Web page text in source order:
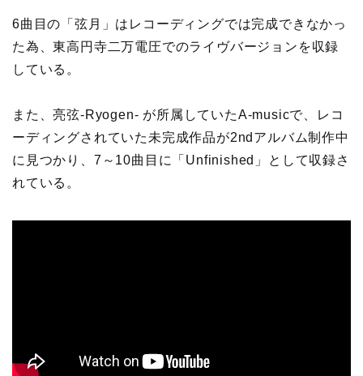
6曲目の「弦月」はレコーディングでは完成できなかっ
た為、東高円寺二万電圧でのライヴバージョンを収録
している。
また、亮弦-Ryogen- が所属していたA-musicで、レコ
ーディングされていた未完成作品が2ndアルバム制作中
に見つかり、7～10曲目に「Unfinished」として収録さ
れている。